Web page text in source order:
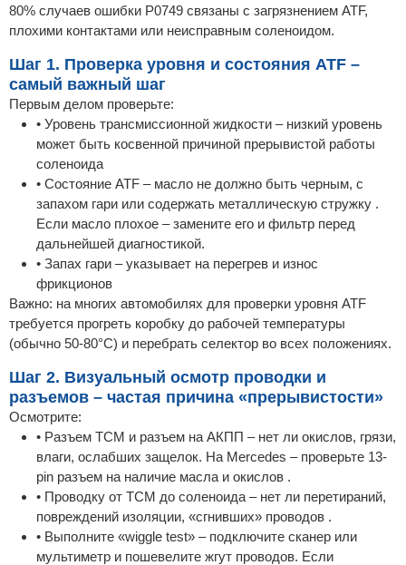
80% случаев ошибки P0749 связаны с загрязнением ATF,
плохими контактами или неисправным соленоидом.
Шаг 1. Проверка уровня и состояния ATF –
самый важный шаг
Первым делом проверьте:
• Уровень трансмиссионной жидкости – низкий уровень
может быть косвенной причиной прерывистой работы
соленоида
• Состояние ATF – масло не должно быть черным, с
запахом гари или содержать металлическую стружку .
Если масло плохое – замените его и фильтр перед
дальнейшей диагностикой.
• Запах гари – указывает на перегрев и износ
фрикционов
Важно: на многих автомобилях для проверки уровня ATF
требуется прогреть коробку до рабочей температуры
(обычно 50-80°C) и перебрать селектор во всех положениях.
Шаг 2. Визуальный осмотр проводки и
разъемов – частая причина «прерывистости»
Осмотрите:
• Разъем TCM и разъем на АКПП – нет ли окислов, грязи,
влаги, ослабших защелок. На Mercedes – проверьте 13-
pin разъем на наличие масла и окислов .
• Проводку от TCM до соленоида – нет ли перетираний,
повреждений изоляции, «сгнивших» проводов .
• Выполните «wiggle test» – подключите сканер или
мультиметр и пошевелите жгут проводов. Если